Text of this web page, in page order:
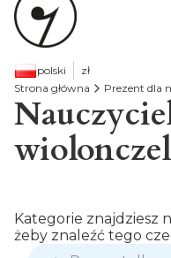
polski
zł
Strona główna
Prezent dla
Kategorie znajdziesz
żeby znaleźć tego